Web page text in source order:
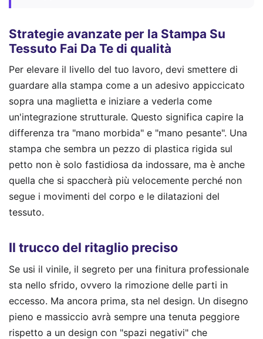
Strategie avanzate per la Stampa Su
Tessuto Fai Da Te di qualità
Per elevare il livello del tuo lavoro, devi smettere di
guardare alla stampa come a un adesivo appiccicato
sopra una maglietta e iniziare a vederla come
un'integrazione strutturale. Questo significa capire la
differenza tra "mano morbida" e "mano pesante". Una
stampa che sembra un pezzo di plastica rigida sul
petto non è solo fastidiosa da indossare, ma è anche
quella che si spaccherà più velocemente perché non
segue i movimenti del corpo e le dilatazioni del
tessuto.
Il trucco del ritaglio preciso
Se usi il vinile, il segreto per una finitura professionale
sta nello sfrido, ovvero la rimozione delle parti in
eccesso. Ma ancora prima, sta nel design. Un disegno
pieno e massiccio avrà sempre una tenuta peggiore
rispetto a un design con "spazi negativi" che